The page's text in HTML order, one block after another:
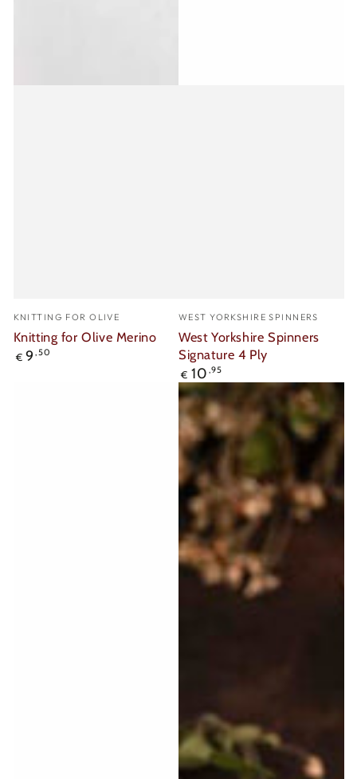
Verkäufer/in:
KNITTING FOR OLIVE
Knitting for Olive Merino
Regulärer
€ 9 ,50
Verkäufer/in:
WEST YORKSHIRE SPINNERS
West Yorkshire Spinners
Signature 4 Ply
Regulärer
Preis
€ 10 ,95